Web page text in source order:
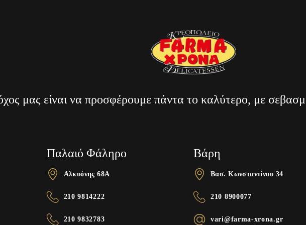
μας είναι να προσφέρουμε πάντα το καλύτερο, με
Παλαιό Φάληρο
Αλκυόνης 68A
210 9814222
210 9832783
Βάρη
Βασ. Κωνσταντίνου 34
210 8900077
vari@farma-xrona.gr